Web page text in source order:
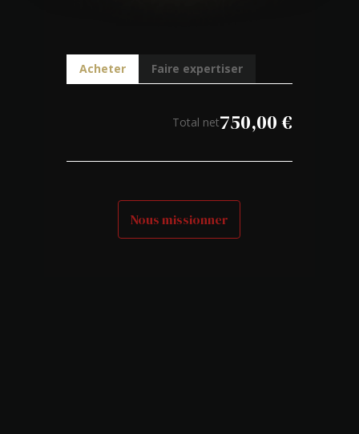
Acheter Faire expertiser
Total net750,00€
Nous missionner